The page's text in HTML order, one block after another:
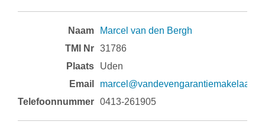
Marcel van den Bergh
31786
Uden
0413-261905